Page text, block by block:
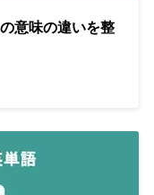
意味の違いを整